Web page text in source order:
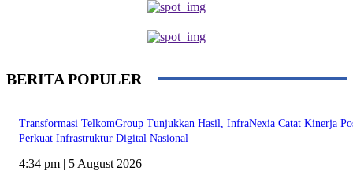
BERITA POPULER
Transformasi TelkomGroup Tunjukkan Hasil, InfraNexia Catat Kinerja
Perkuat Infrastruktur Digital Nasional
4:34 pm | 5 August 2026